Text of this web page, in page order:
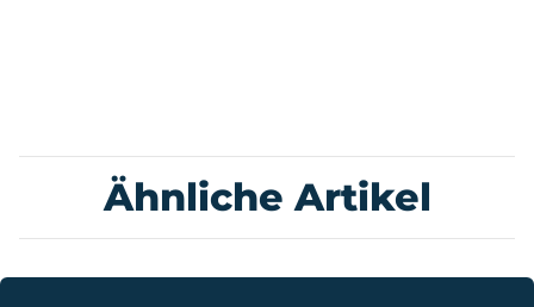
Ähnliche Artikel